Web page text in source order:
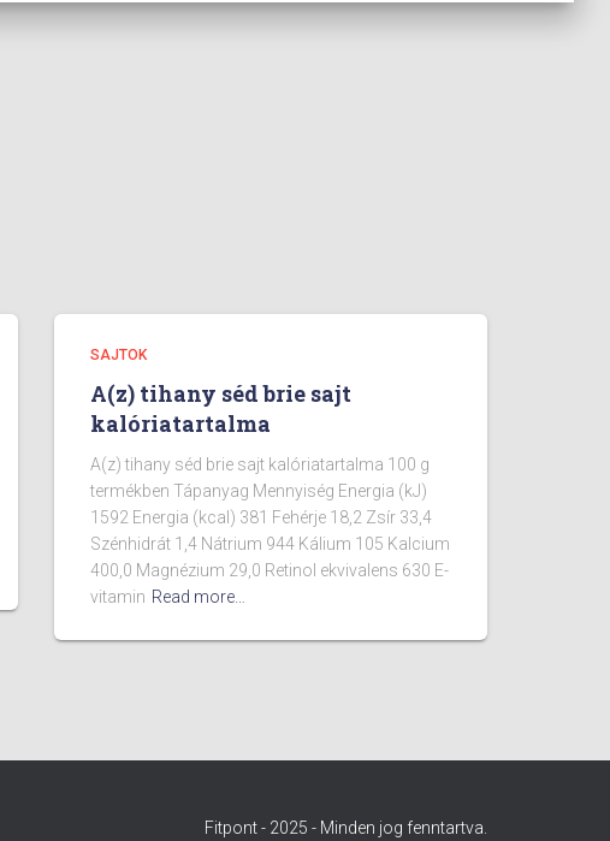
SAJTOK
A(z) tihany séd brie sajt
kalóriatartalma
A(z) tihany séd brie sajt kalóriatartalma 100 g
termékben Tápanyag Mennyiség Energia (kJ)
1592 Energia (kcal) 381 Fehérje 18,2 Zsír 33,4
Szénhidrát 1,4 Nátrium 944 Kálium 105 Kalcium
400,0 Magnézium 29,0 Retinol ekvivalens 630 E-
vitamin Read more…
Fitpont - 2025 - Minden jog fenntartva.